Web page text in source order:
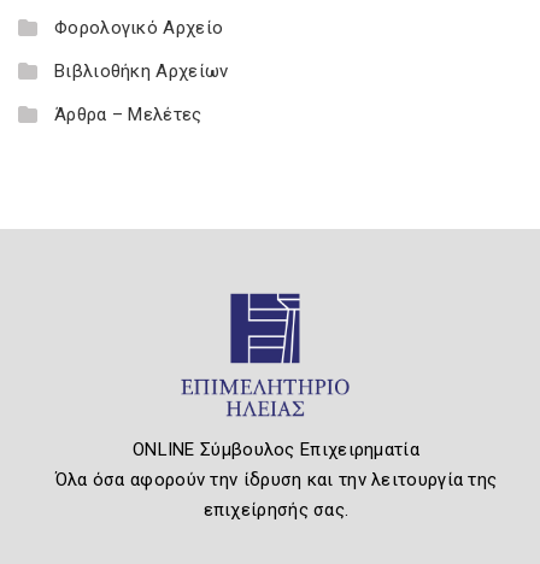
Φορολογικό Αρχείο
Βιβλιοθήκη Αρχείων
Άρθρα – Μελέτες
ONLINE Σύμβουλος Επιχειρηματία
Όλα όσα αφορούν την ίδρυση και την λειτουργία της
επιχείρησής σας.